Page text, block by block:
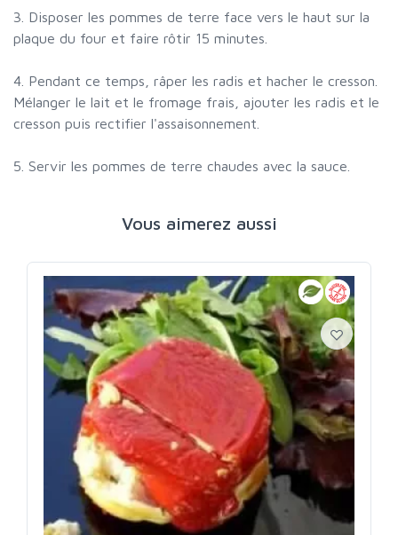
3. Disposer les pommes de terre face vers le haut sur la
plaque du four et faire rôtir 15 minutes.
4. Pendant ce temps, râper les radis et hacher le cresson.
Mélanger le lait et le fromage frais, ajouter les radis et le
cresson puis rectifier l'assaisonnement.
5. Servir les pommes de terre chaudes avec la sauce.
Vous aimerez aussi